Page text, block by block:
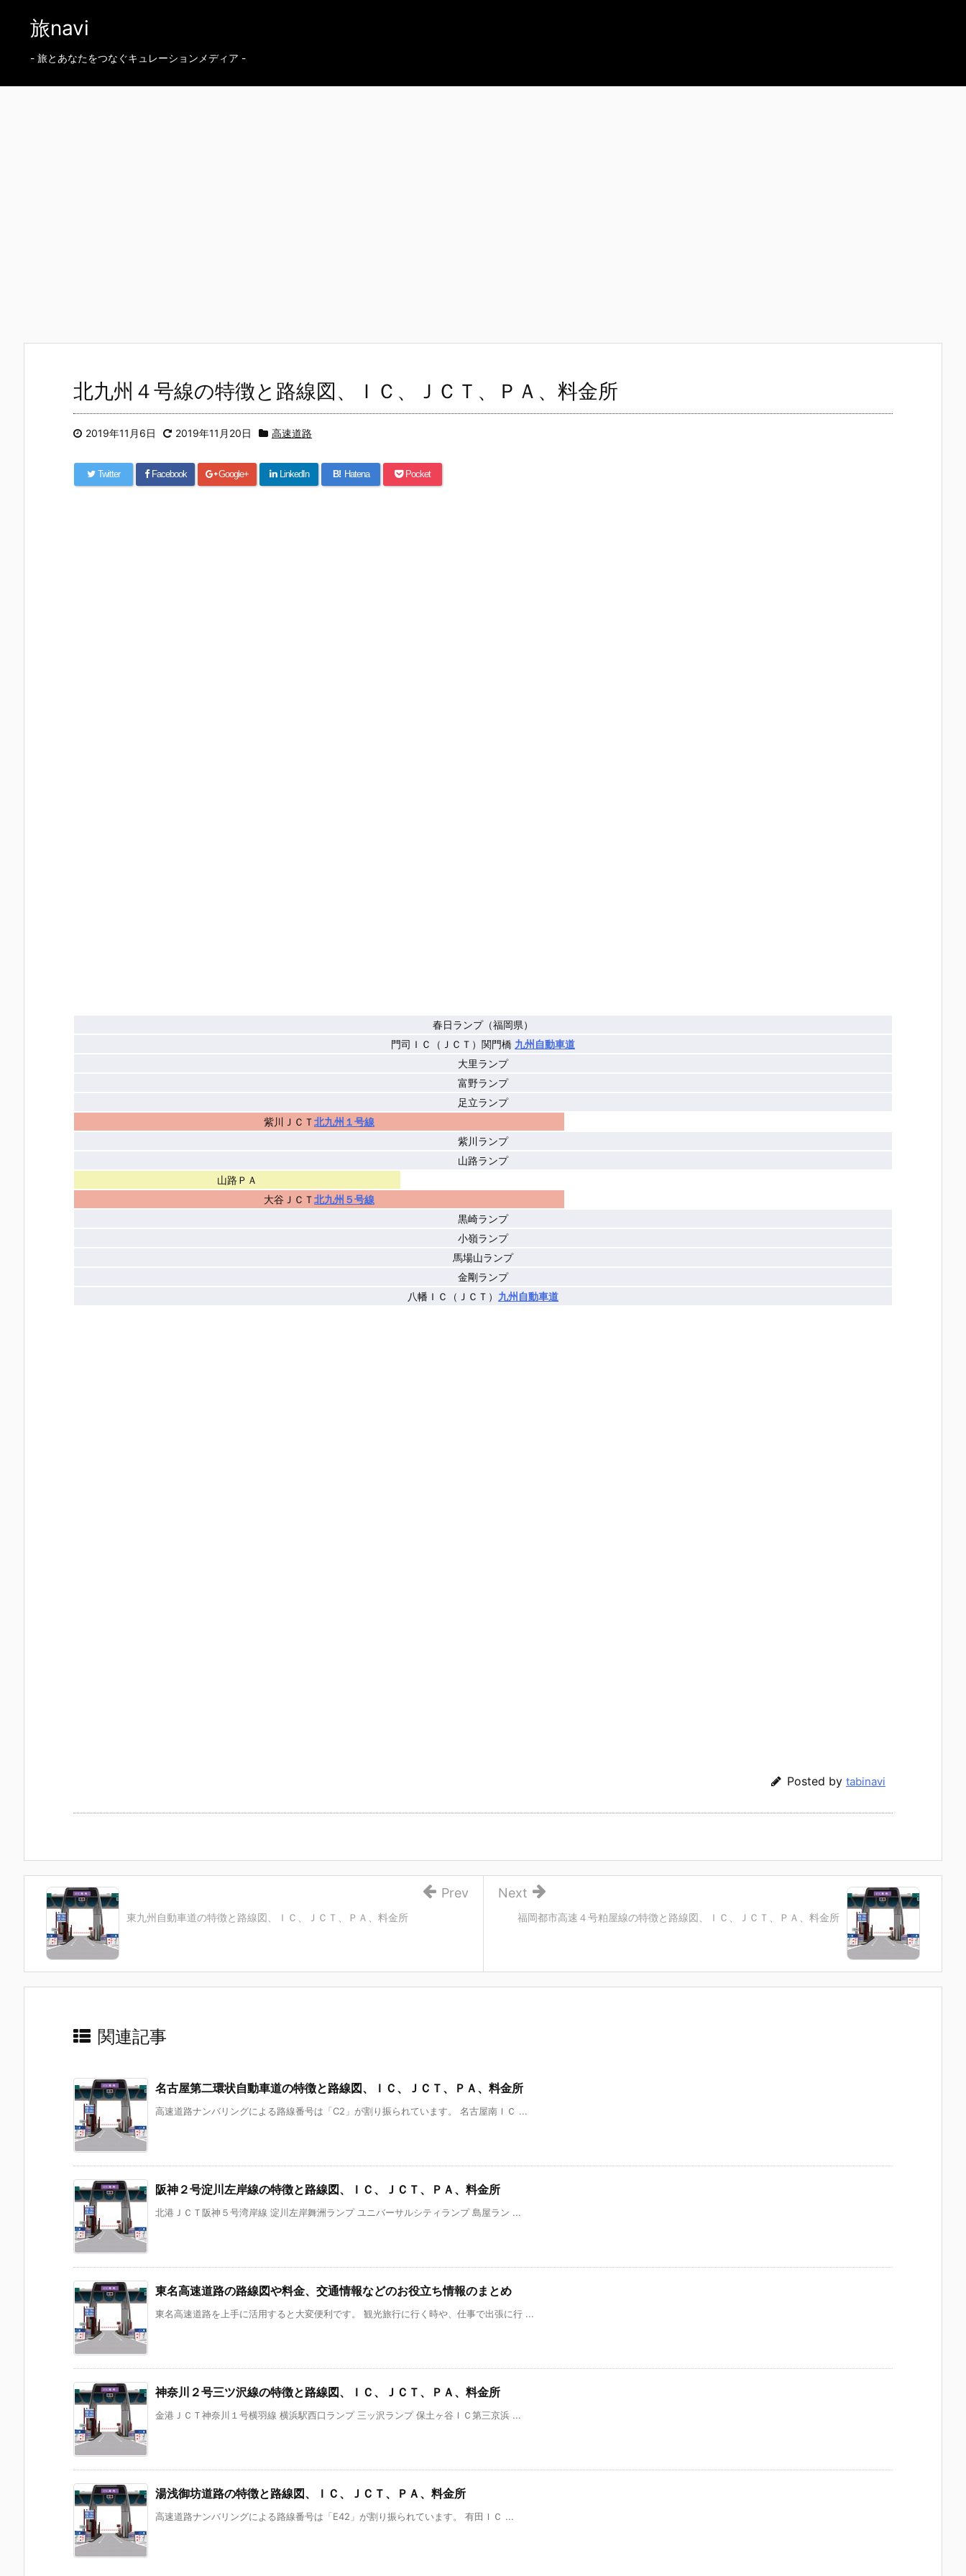
旅navi
- 旅とあなたをつなぐキュレーションメディア -
北九州４号線の特徴と路線図、ＩＣ、ＪＣＴ、ＰＡ、料金所
2019年11月6日 2019年11月20日 高速道路
Twitter Facebook Google+ LinkedIn B! Hatena Pocket
春日ランプ（福岡県）
門司ＩＣ（ＪＣＴ）関門橋 九州自動車道
大里ランプ
富野ランプ
足立ランプ
紫川ＪＣＴ北九州１号線
紫川ランプ
山路ランプ
山路ＰＡ
大谷ＪＣＴ北九州５号線
黒崎ランプ
小嶺ランプ
馬場山ランプ
金剛ランプ
八幡ＩＣ（ＪＣＴ） 九州自動車道
Posted by tabinavi
福岡都市高速４号粕屋線の特徴と路線図、ＩＣ、ＪＣＴ、ＰＡ、料金所
Next
東九州自動車道の特徴と路線図、ＩＣ、ＪＣＴ、ＰＡ、料金所
Prev
関連記事
名古屋第二環状自動車道の特徴と路線図、ＩＣ、ＪＣＴ、ＰＡ、料金所
高速道路ナンバリングによる路線番号は「C2」が割り振られています。 名古屋南ＩＣ ...
阪神２号淀川左岸線の特徴と路線図、ＩＣ、ＪＣＴ、ＰＡ、料金所
北港ＪＣＴ阪神５号湾岸線 淀川左岸舞洲ランプ ユニバーサルシティランプ 島屋ラン ...
東名高速道路の路線図や料金、交通情報などのお役立ち情報のまとめ
東名高速道路を上手に活用すると大変便利です。 観光旅行に行く時や、仕事で出張に行 ...
神奈川２号三ツ沢線の特徴と路線図、ＩＣ、ＪＣＴ、ＰＡ、料金所
金港ＪＣＴ神奈川１号横羽線 横浜駅西口ランプ 三ッ沢ランプ 保土ヶ谷ＩＣ第三京浜 ...
湯浅御坊道路の特徴と路線図、ＩＣ、ＪＣＴ、ＰＡ、料金所
高速道路ナンバリングによる路線番号は「E42」が割り振られています。 有田ＩＣ ...